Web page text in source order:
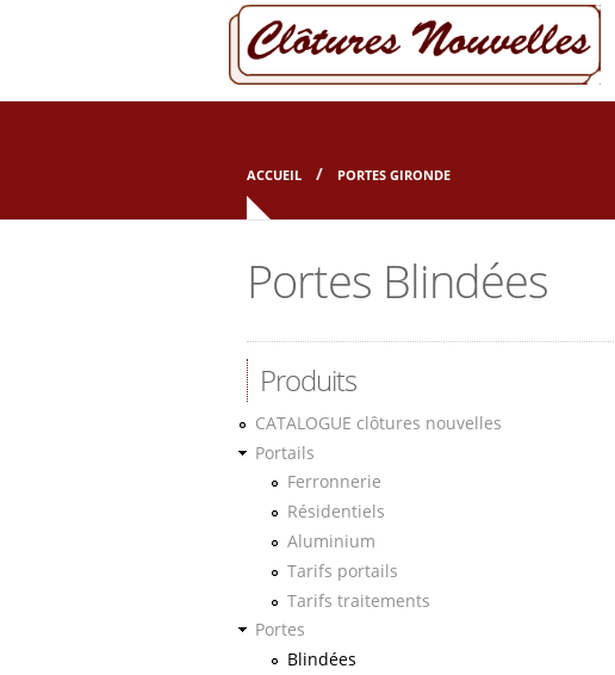
ACCUEIL PORTES GIRONDE
Portes Blindées
Produits
CATALOGUE clôtures nouvelles
Portails
Ferronnerie
Résidentiels
Aluminium
Tarifs portails
Tarifs traitements
Portes
Blindées